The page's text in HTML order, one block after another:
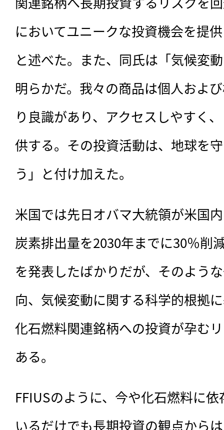
においてユニークな投資機会を提
と述べた。また、同氏は「気候変
明らかだ。我々の商品は個人およ
り良識があり、アクセスしやすく
供する。その投資活動は、地球を
う」と付け加えた。
米国では先日オバマ大統領が米国
炭素排出量を2030年までに30％削
を発表したばかりだが、そのよう
向、気候変動に関する科学的根拠
化石燃料関連銘柄への投資が孕む
ある。
FFIUSのように、今や化石燃料に
いるだけでも長期投資の観点から